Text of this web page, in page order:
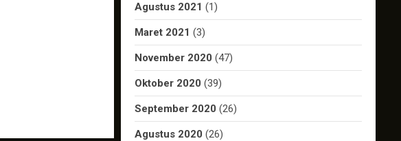
Agustus 2021 (1)
Maret 2021 (3)
November 2020 (47)
Oktober 2020 (39)
September 2020 (26)
Agustus 2020 (26)